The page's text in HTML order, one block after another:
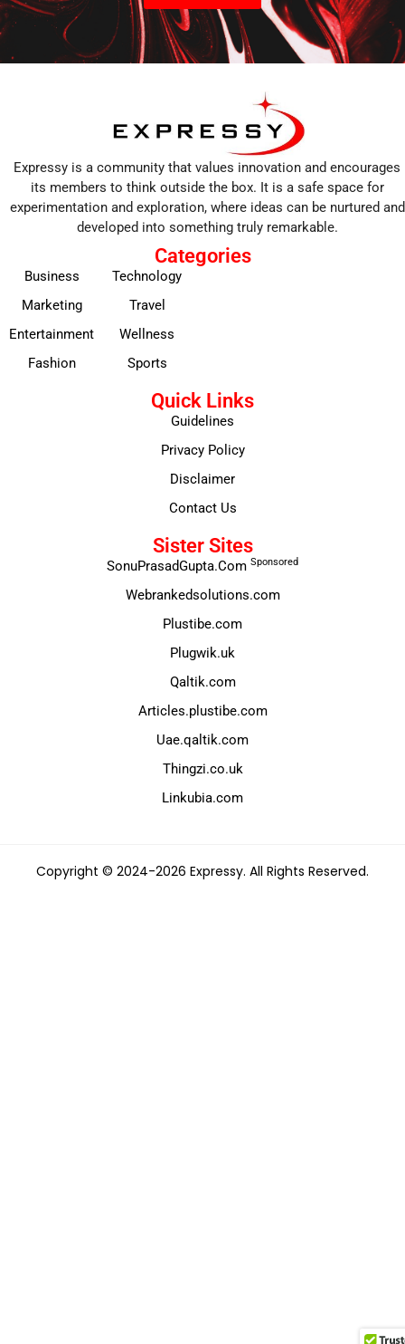
Expressy is a community that values innovation and encourages
its members to think outside the box. It is a safe space for
experimentation and exploration, where ideas can be nurtured and
developed into something truly remarkable.
Categories
Business
Marketing
Entertainment
Fashion
Technology
Travel
Wellness
Sports
Quick Links
Guidelines
Privacy Policy
Disclaimer
Contact Us
Sister Sites
SonuPrasadGupta.Com Sponsored
Webrankedsolutions.com
Plustibe.com
Plugwik.uk
Qaltik.com
Articles.plustibe.com
Uae.qaltik.com
Thingzi.co.uk
Linkubia.com
Copyright © 2024-2026 Expressy. All Rights Reserved.